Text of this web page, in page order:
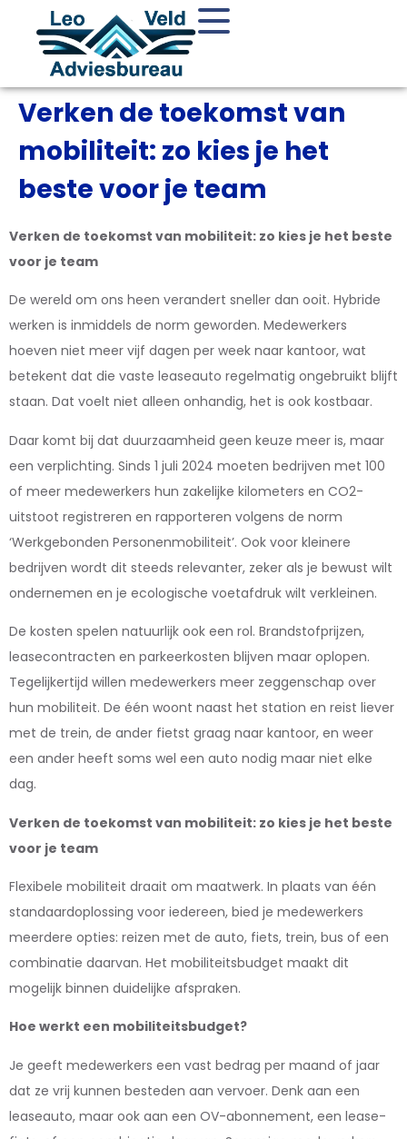
Verken de toekomst van
mobiliteit: zo kies je het
beste voor je team
Verken de toekomst van mobiliteit: zo kies je het beste
voor je team
De wereld om ons heen verandert sneller dan ooit. Hybride
werken is inmiddels de norm geworden. Medewerkers
hoeven niet meer vijf dagen per week naar kantoor, wat
betekent dat die vaste leaseauto regelmatig ongebruikt blijft
staan. Dat voelt niet alleen onhandig, het is ook kostbaar.
Daar komt bij dat duurzaamheid geen keuze meer is, maar
een verplichting. Sinds 1 juli 2024 moeten bedrijven met 100
of meer medewerkers hun zakelijke kilometers en CO2-
uitstoot registreren en rapporteren volgens de norm
‘Werkgebonden Personenmobiliteit’. Ook voor kleinere
bedrijven wordt dit steeds relevanter, zeker als je bewust wilt
ondernemen en je ecologische voetafdruk wilt verkleinen.
De kosten spelen natuurlijk ook een rol. Brandstofprijzen,
leasecontracten en parkeerkosten blijven maar oplopen.
Tegelijkertijd willen medewerkers meer zeggenschap over
hun mobiliteit. De één woont naast het station en reist liever
met de trein, de ander fietst graag naar kantoor, en weer
een ander heeft soms wel een auto nodig maar niet elke
dag.
Verken de toekomst van mobiliteit: zo kies je het beste
voor je team
Flexibele mobiliteit draait om maatwerk. In plaats van één
standaardoplossing voor iedereen, bied je medewerkers
meerdere opties: reizen met de auto, fiets, trein, bus of een
combinatie daarvan. Het mobiliteitsbudget maakt dit
mogelijk binnen duidelijke afspraken.
Hoe werkt een mobiliteitsbudget?
Je geeft medewerkers een vast bedrag per maand of jaar
dat ze vrij kunnen besteden aan vervoer. Denk aan een
leaseauto, maar ook aan een OV-abonnement, een lease-